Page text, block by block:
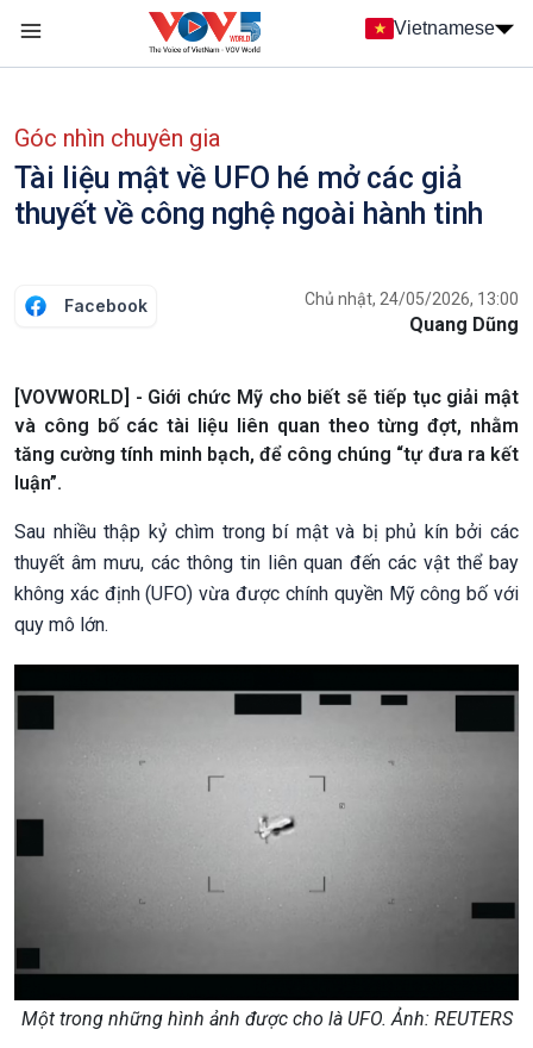
Nhảy đến nội dung
Vietnamese
Góc nhìn chuyên gia
Tài liệu mật về UFO hé mở các giả
thuyết về công nghệ ngoài hành tinh
Facebook Chủ nhật, 24/05/2026, 13:00
Quang Dũng
[VOVWORLD] - Giới chức Mỹ cho biết sẽ tiếp tục giải mật
và công bố các tài liệu liên quan theo từng đợt, nhằm
tăng cường tính minh bạch, để công chúng “tự đưa ra kết
luận”.
Sau nhiều thập kỷ chìm trong bí mật và bị phủ kín bởi các
thuyết âm mưu, các thông tin liên quan đến các vật thể bay
không xác định (UFO) vừa được chính quyền Mỹ công bố với
quy mô lớn.
Một trong những hình ảnh được cho là UFO. Ảnh: REUTERS